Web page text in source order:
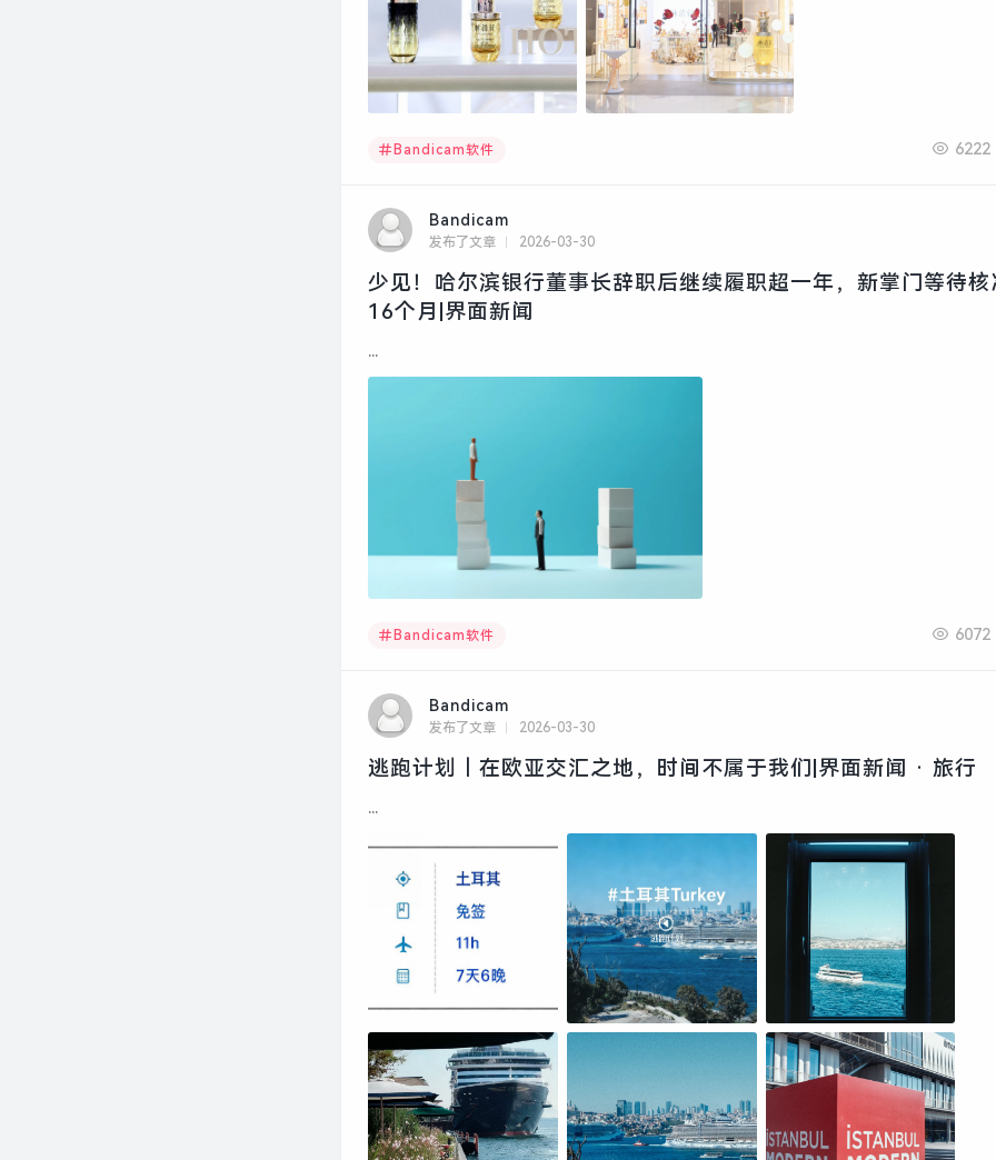
Bandicam软件 6222
Bandicam
发布了文章 2026-03-30
少见！哈尔滨银行董事长辞职后继续履职超一年，新掌门等待核
16个月|界面新闻
...
Bandicam软件 6072
Bandicam
发布了文章 2026-03-30
逃跑计划｜在欧亚交汇之地，时间不属于我们|界面新闻 · 旅行
...